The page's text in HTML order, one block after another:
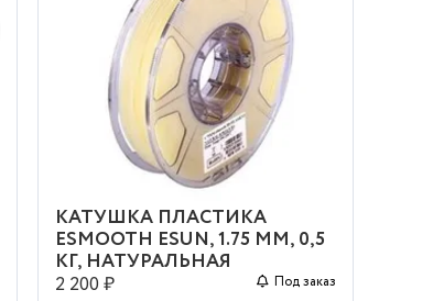
КАТУШКА ПЛАСТИКА
ESMOOTH ESUN, 1.75 ММ, 0,5
КГ, НАТУРАЛЬНАЯ
2 200 ₽
Под заказ